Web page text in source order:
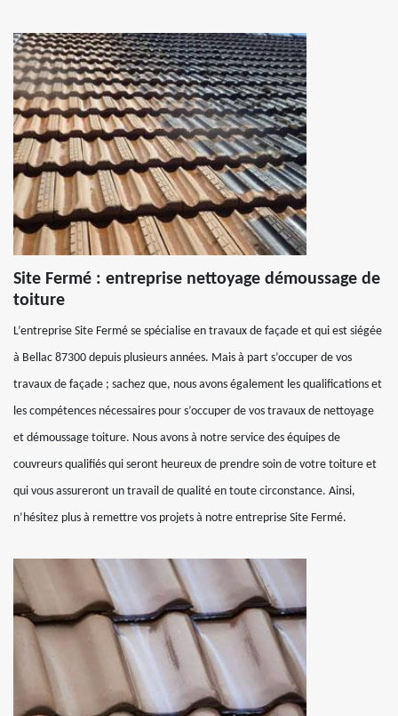
Site Fermé : entreprise nettoyage démoussage de
toiture
L’entreprise Site Fermé se spécialise en travaux de façade et qui est siégée
à Bellac 87300 depuis plusieurs années. Mais à part s’occuper de vos
travaux de façade ; sachez que, nous avons également les qualifications et
les compétences nécessaires pour s’occuper de vos travaux de nettoyage
et démoussage toiture. Nous avons à notre service des équipes de
couvreurs qualifiés qui seront heureux de prendre soin de votre toiture et
qui vous assureront un travail de qualité en toute circonstance. Ainsi,
n’hésitez plus à remettre vos projets à notre entreprise Site Fermé.